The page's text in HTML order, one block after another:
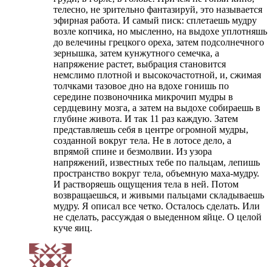
телесно, не зрительно фантазируй, это называется
эфирная работа. И самый писк: сплетаешь мудру
возле копчика, но мысленно, на выдохе уплотняшь
до велечины грецкого ореха, затем подсолнечного
зернышка, затем кунжутного семечка, а
напряжение растет, выбрация становится
немслимо плотной и высокочастотной, и, сжимая
толчками тазовое дно на вдохе гонишь по
середине позвоночника микрочип мудры в
сердцевину мозга, а затем на выдохе собираешь в
глубине живота. И так 11 раз каждую. Затем
представляешь себя в центре огромной мудры,
созданной вокруг тела. Не в лотосе дело, а
впрямой спине и безмолвии. Из узора
напряжений, известных тебе по пальцам, лепишь
пространство вокруг тела, объемную маха-мудру.
И растворяешь ощущения тела в ней. Потом
возвращаешься, и живыми пальцами складываешь
мудру. Я описал все четко. Осталось сделать. Или
не сделать, рассуждая о выеденном яйце. О целой
куче яиц.